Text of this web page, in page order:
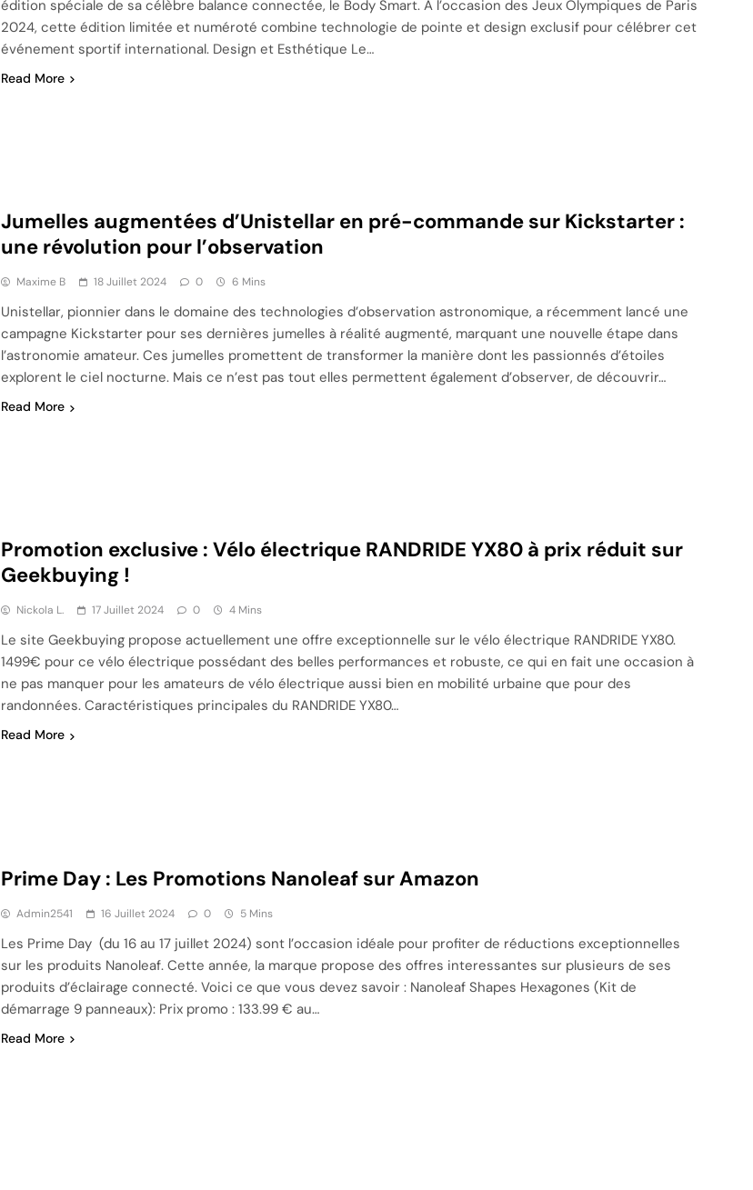
édition spéciale de sa célèbre balance connectée, le Body Smart. À l’occasion des Jeux Olympiques de Paris
2024, cette édition limitée et numéroté combine technologie de pointe et design exclusif pour célébrer cet
événement sportif international. Design et Esthétique Le…
Read More
Jumelles augmentées d’Unistellar en pré-commande sur Kickstarter :
une révolution pour l’observation
Maxime B 18 Juillet 2024 0 6 Mins
Unistellar, pionnier dans le domaine des technologies d’observation astronomique, a récemment lancé une
campagne Kickstarter pour ses dernières jumelles à réalité augmenté, marquant une nouvelle étape dans
l’astronomie amateur. Ces jumelles promettent de transformer la manière dont les passionnés d’étoiles
explorent le ciel nocturne. Mais ce n’est pas tout elles permettent également d’observer, de découvrir…
Read More
Promotion exclusive : Vélo électrique RANDRIDE YX80 à prix réduit sur
Geekbuying !
Nickola L. 17 Juillet 2024 0 4 Mins
Le site Geekbuying propose actuellement une offre exceptionnelle sur le vélo électrique RANDRIDE YX80.
1499€ pour ce vélo électrique possédant des belles performances et robuste, ce qui en fait une occasion à
ne pas manquer pour les amateurs de vélo électrique aussi bien en mobilité urbaine que pour des
randonnées. Caractéristiques principales du RANDRIDE YX80…
Read More
Prime Day : Les Promotions Nanoleaf sur Amazon
Admin2541 16 Juillet 2024 0 5 Mins
Les Prime Day (du 16 au 17 juillet 2024) sont l’occasion idéale pour profiter de réductions exceptionnelles
sur les produits Nanoleaf. Cette année, la marque propose des offres interessantes sur plusieurs de ses
produits d’éclairage connecté. Voici ce que vous devez savoir : Nanoleaf Shapes Hexagones (Kit de
démarrage 9 panneaux): Prix promo : 133.99 € au…
Read More